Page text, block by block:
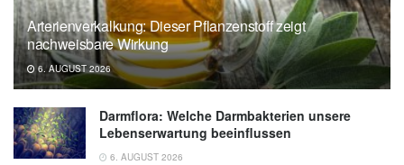
dramatische Ausmaße an
Landesbund für Vogelschutz in Bayern (LBV)
e. V.: www.lbv.de (Abruf: 20.10.2017),
Welcher Vogel mag welches Futter?
Arterienverkalkung: Dieser Pflanzenstoff zeigt
nachweisbare Wirkung
6. AUGUST 2026
Darmflora: Welche Darmbakterien unsere
Lebenserwartung beeinflussen
6. AUGUST 2026